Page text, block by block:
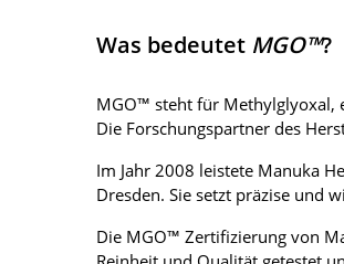
Was bedeutet MGO™?
MGO™ steht für Methylglyoxal,
Die Forschungspartner des
Im Jahr 2008 leistete Manuka
Dresden. Sie setzt präzise und
Die MGO™ Zertifizierung von